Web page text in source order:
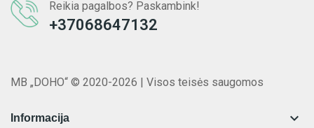
Reikia pagalbos? Paskambink!
+37068647132
MB „DOHO“ © 2020-2026 | Visos teisės saugomos
Informacija 